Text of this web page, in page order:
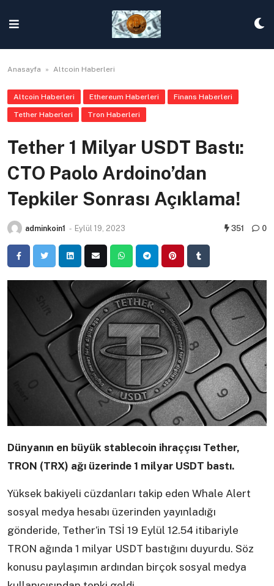
content
Anasayfa » Altcoin Haberleri
Altcoin Haberleri Ethereum Haberleri Finans Haberleri
Tether Haberleri Tron Haberleri
Tether 1 Milyar USDT Bastı:
CTO Paolo Ardoino’dan
Tepkiler Sonrası Açıklama!
adminkoin1 - Eylül 19, 2023 351 0
Dünyanın en büyük stablecoin ihraççısı Tether,
TRON (TRX) ağı üzerinde 1 milyar USDT bastı.
Yüksek bakiyeli cüzdanları takip eden Whale Alert
sosyal medya hesabı üzerinden yayınladığı
gönderide, Tether’in TSİ 19 Eylül 12.54 itibariyle
TRON ağında 1 milyar USDT bastığını duyurdu. Söz
konusu paylaşımın ardından birçok sosyal medya